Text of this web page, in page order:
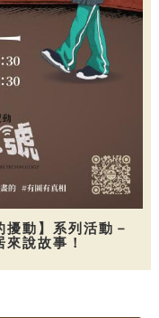
擾動】系列活動－
說故事！